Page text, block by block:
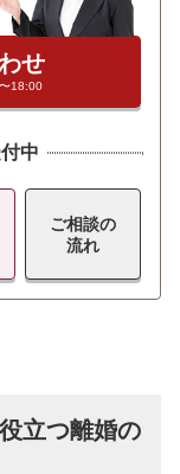
せ
18:00
中
ご相談の
流れ
立つ離婚の